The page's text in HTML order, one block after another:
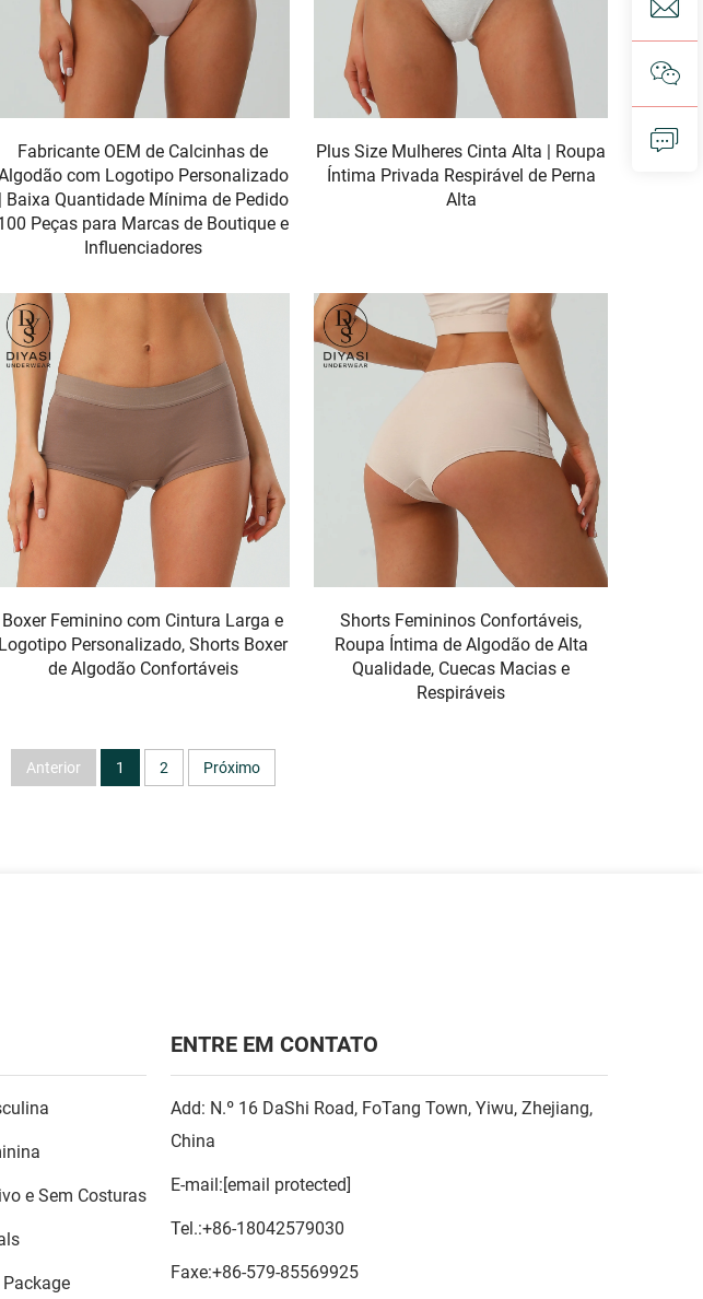
Fabricante OEM de Calcinhas de
com Logotipo Personalizado
| Baixa Quantidade Mínima de Pedido
Peças para Marcas de Boutique e
Influenciadores
Plus Size Mulheres Cinta Alta | Roupa
Íntima Privada Respirável de Perna
Alta
Boxer Feminino com Cintura Larga e
Logotipo Personalizado, Shorts Boxer
de Algodão Confortáveis
Shorts Femininos Confortáveis,
Roupa Íntima de Algodão de Alta
Qualidade, Cuecas Macias e
Respiráveis
Anterior 1 2 Próximo
e Sem Costuras
ENTRE EM CONTATO
Add: N.º 16 DaShi Road, FoTang Town, Yiwu, Zhejiang,
China
E-mail:[email protected]
Tel.:+86-18042579030
Faxe:+86-579-85569925